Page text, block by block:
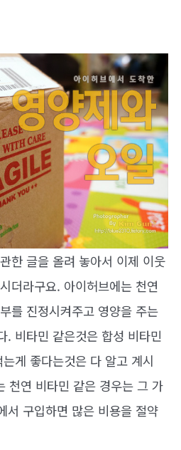
한 글을 올려 놓아서 이제 이웃
더라구요. 아이허브에는 천연
를 진정시켜주고 영양을 주는
. 비타민 같은것은 합성 비타민
게 좋다는것은 다 알고 계시
천연 비타민 같은 경우는 그 가
서 구입하면 많은 비용을 절약